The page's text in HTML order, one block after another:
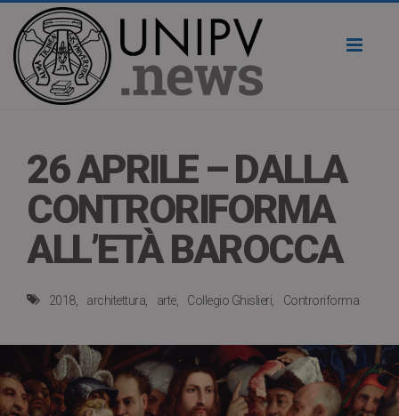
26 APRILE – DALLA
CONTRORIFORMA
ALL’ETÀ BAROCCA
2018 architettura arte Collegio Ghislieri Controriforma